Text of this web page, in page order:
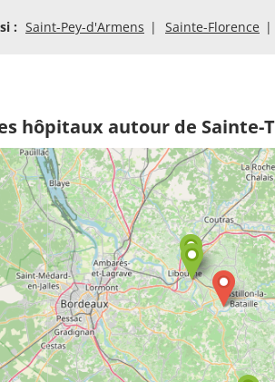
: Saint-Pey-d'Armens Sainte-Florence
hôpitaux autour de Sainte-